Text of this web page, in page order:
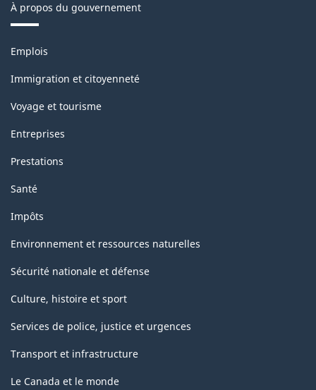
À propos du gouvernement
Thèmes
sujets
Emplois
Immigration et citoyenneté
Voyage et tourisme
Entreprises
Prestations
Santé
Impôts
Environnement et ressources naturelles
Sécurité nationale et défense
Culture, histoire et sport
Services de police, justice et urgences
Transport et infrastructure
Le Canada et le monde